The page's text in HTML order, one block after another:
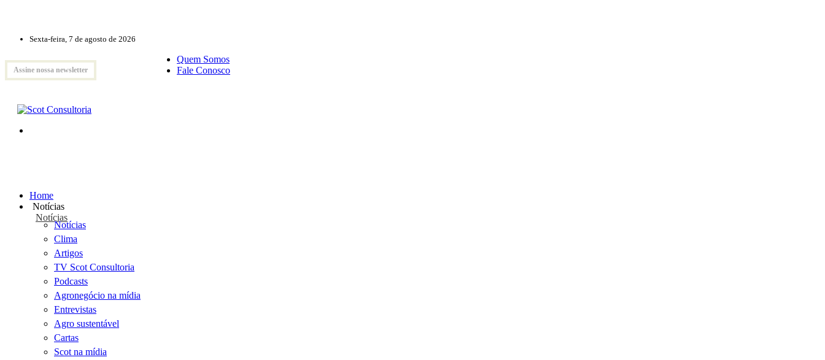
Sexta-feira, 7 de agosto de 2026
Assine nossa newsletter
Quem Somos
Fale Conosco
Home
Notícias
Notícias
Notícias
Clima
Artigos
TV Scot Consultoria
Podcasts
Agronegócio na mídia
Entrevistas
Agro sustentável
Cartas
Scot na mídia